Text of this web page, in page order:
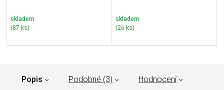
skladem
(87 ks)
skladem
(26 ks)
Popis Podobné (3) Hodnocení